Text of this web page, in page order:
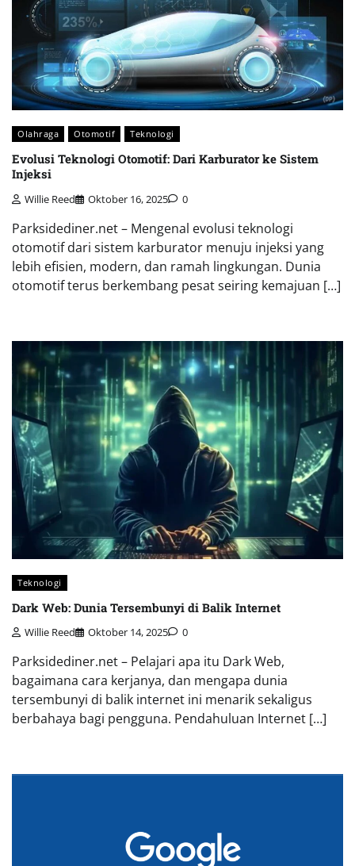
Olahraga Otomotif Teknologi
Evolusi Teknologi Otomotif: Dari Karburator ke Sistem
Injeksi
Willie Reed Oktober 16, 2025 0
Parksidediner.net – Mengenal evolusi teknologi
otomotif dari sistem karburator menuju injeksi yang
lebih efisien, modern, dan ramah lingkungan. Dunia
otomotif terus berkembang pesat seiring kemajuan […]
Teknologi
Dark Web: Dunia Tersembunyi di Balik Internet
Willie Reed Oktober 14, 2025 0
Parksidediner.net – Pelajari apa itu Dark Web,
bagaimana cara kerjanya, dan mengapa dunia
tersembunyi di balik internet ini menarik sekaligus
berbahaya bagi pengguna. Pendahuluan Internet […]